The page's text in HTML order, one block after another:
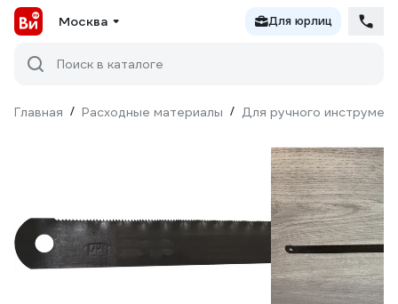
Москва Для юрлиц
Поиск в каталоге
Главная / Расходные материалы / Для ручного